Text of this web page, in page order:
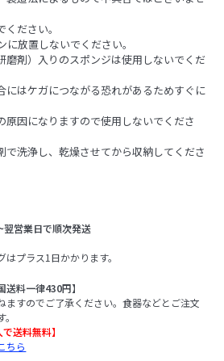
ださい。
放置しないでください。
磨剤）入りのスポンジは使用しないでくだ
にはケガにつながる恐れがあるためすぐに
原因になりますので使用しないでくださ
で洗浄し、乾燥させてから収納してくださ
営業日で順次発送
プラス1日かかります。
送料一律430円】
すのでご了承ください。食器などとご注文
送料無料】
ちら